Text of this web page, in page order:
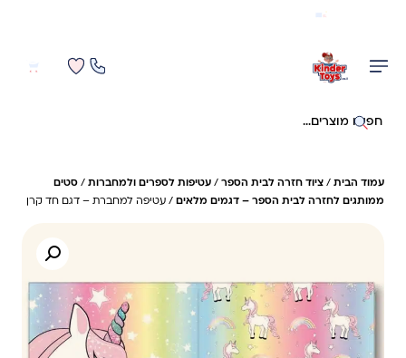
חיפוש באתר
עמוד הבית / ציוד חזרה לבית הספר / עטיפות לספרים ולמחברות / סטים
ממותגים לחזרה לבית הספר – דגמים מלאים / עטיפה למחברת – דגם חד קרן